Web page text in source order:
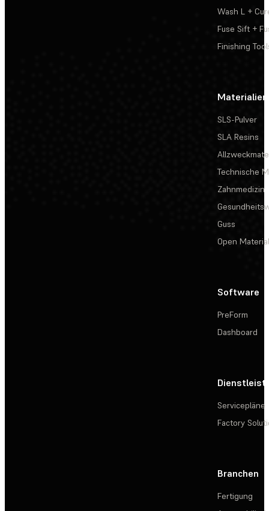
Wash L +
Fuse Sift +
Finishing
Materialien
SLS-Pulver
SLA Resins
Technische
Zahnmedizin
Guss
Open
Software
PreForm
Dashboard
Servicepläne
Factory
Branchen
Fertigung